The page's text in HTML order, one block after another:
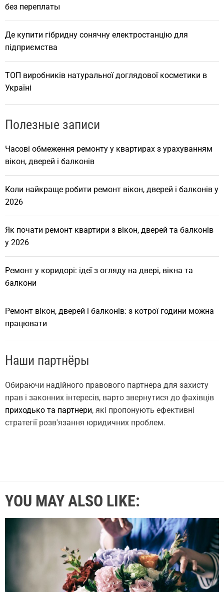
без переплаты
Де купити гібридну сонячну електростанцію для
підприємства
ТОП виробників натуральної доглядової косметики в
Україні
Полезные записи
Часові обмеження ремонту у квартирах з урахуванням
вікон, дверей і балконів
Коли найкраще робити ремонт вікон, дверей і балконів у
2026
Як почати ремонт квартири з вікон, дверей та балконів
у 2026
Ремонт у коридорі: ідеї з огляду на двері, вікна та
балкони
Ремонт вікон, дверей і балконів: з котрої години можна
працювати
Наши партнёры
Обираючи надійного правового партнера для захисту
прав і законних інтересів, варто звернутися до фахівців
приходько та партнери, які пропонують ефективні
стратегії розв'язання юридичних проблем.
YOU MAY ALSO LIKE: